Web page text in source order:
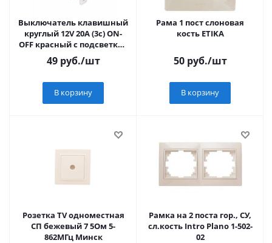
Выключатель клавишный
круглый 12V 20А (3с) ON-
OFF красный с подсветкой
(10/3000) REXANT
49руб./шт
В корзину
Рама 1 пост слоновая
кость ETIKA
50руб./шт
В корзину
Розетка TV одноместная
СП бежевый 7 5Ом 5-
862МГц Минск
Рамка на 2 поста гор., СУ,
сл.кость Intro Plano 1-502-
02